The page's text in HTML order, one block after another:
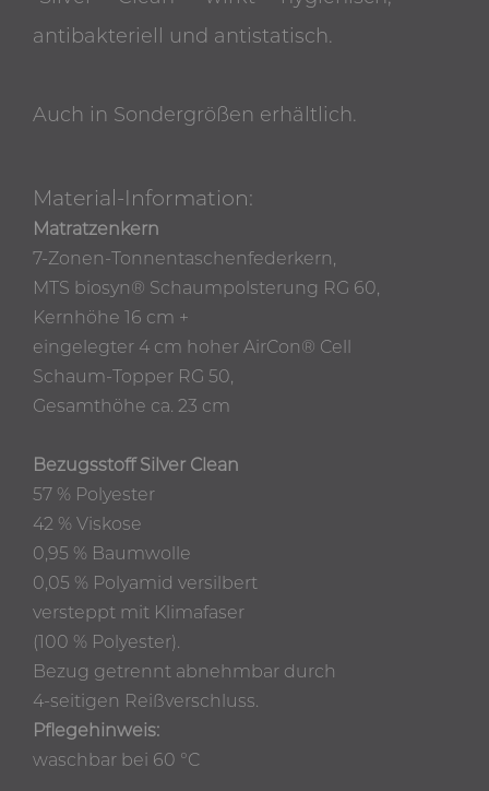
antibakteriell und antistatisch.
Auch in Sondergrößen erhältlich.
Material-Information:
Matratzenkern
7-Zonen-Tonnentaschenfederkern,
MTS biosyn® Schaumpolsterung RG 60,
Kernhöhe 16 cm +
eingelegter 4 cm hoher AirCon® Cell
Schaum-Topper RG 50,
Gesamthöhe ca. 23 cm
Bezugsstoff Silver Clean
57 % Polyester
42 % Viskose
0,95 % Baumwolle
0,05 % Polyamid versilbert
versteppt mit Klimafaser
(100 % Polyester).
Bezug getrennt abnehmbar durch
4-seitigen Reißverschluss.
Pflegehinweis:
waschbar bei 60 °C